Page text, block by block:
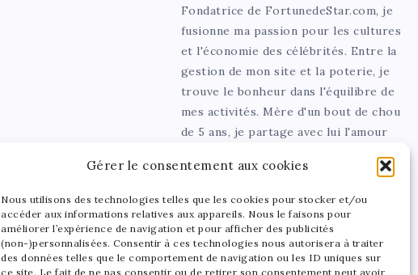
Gérer le consentement aux cookies
Nous utilisons des technologies telles que les cookies pour stocker et/ou
accéder aux informations relatives aux appareils. Nous le faisons pour
améliorer l’expérience de navigation et pour afficher des publicités
(non-)personnalisées. Consentir à ces technologies nous autorisera à traiter
des données telles que le comportement de navigation ou les ID uniques sur
ce site. Le fait de ne pas consentir ou de retirer son consentement peut avoir
Fondatrice de FortunedeStar.com, je
fusionne ma passion pour les cultures
et l'économie des célébrités. Entre la
gestion de mon site et la poterie, je
trouve le bonheur dans l'équilibre de
mes activités. Mère d'un bout de chou
de 5 ans, je partage avec lui l'amour